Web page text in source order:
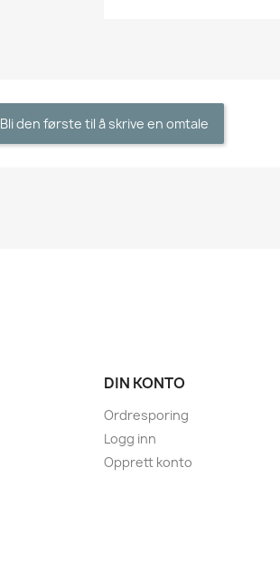
Bli den første til å skrive en omtale
DIN KONTO
Ordresporing
Logg inn
Opprett konto